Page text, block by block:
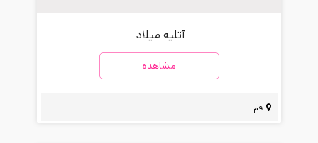
آتلیه میلاد
مشاهده
قم